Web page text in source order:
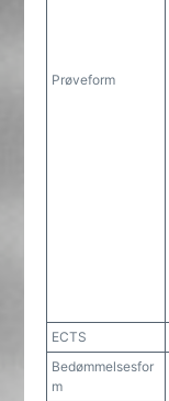
Prøveform
ECTS
Bedømmelsesfor
m